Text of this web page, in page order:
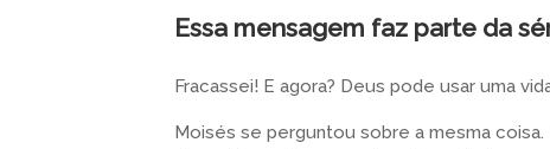
Essa mensagem faz parte da
Fracassei! E agora? Deus pode usar uma
Moisés se perguntou sobre a mesma